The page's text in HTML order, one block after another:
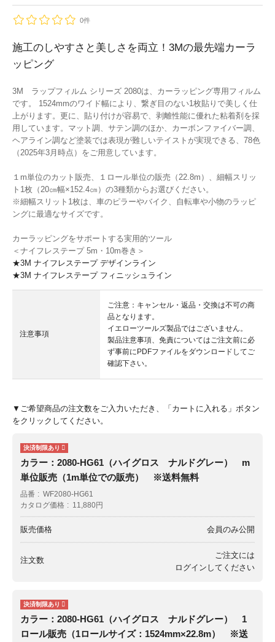
0件
施工のしやすさと美しさを両立！3Mの最先端カーラ
ッピング
3M ラップフィルム シリーズ 2080は、カーラッピング専用フィルム
です。 1524mmのワイド幅により、繋ぎ目のない1枚貼りで美しく仕
上がります。更に、貼り付けが容易で、剥離性能に優れた粘着剤を採
用しています。マット調、サテン調のほか、カーボンファイバー調、
ヘアライン調など塗装では表現が難しいテイストが実現できる、78色
（2025年3月時点）をご用意しています。
１m単位のカット販売、１ロール単位の販売（22.8m）、細幅スリッ
ト1枚（20㎝幅×152.4㎝）の3種類からお選びください。
※細幅スリット1枚は、車のピラーやバイク、自転車や小物のラッピ
ングに最適なサイズです。
カーラッピングをサポートする実用的ツール
＜ナイフレステープ 5m・10m巻き＞
★3M ナイフレステープ デザインライン
★3M ナイフレステープ フィニッシュライン
注意事項
ご注意：キャンセル・返品・交換は不可の商
品となります。
イエローツールズ製品ではございません。
製品注意事項、免責についてはご注文前に必
ず事前にPDFファイルをダウンロードしてご
確認下さい。
▼ご希望商品の注文数をご入力いただき、「カートに入れる」ボタン
をクリックしてください。
カラー：2080-HG61（ハイグロス ナルドグレー） m
単位販売（1m単位での販売） ※送料無料
品番
WF2080-HG61
カタログ価格
11,880円
販売価格 会員のみ公開
注文数
ご注文には
ログイン してください
カラー：2080-HG61（ハイグロス ナルドグレー） 1
ロール販売（1ロールサイズ：1524mm×22.8m） ※送